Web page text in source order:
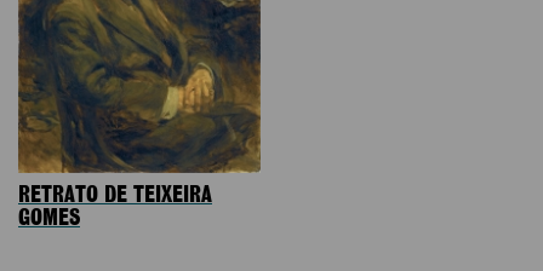
RETRATO DE TEIXEIRA
GOMES